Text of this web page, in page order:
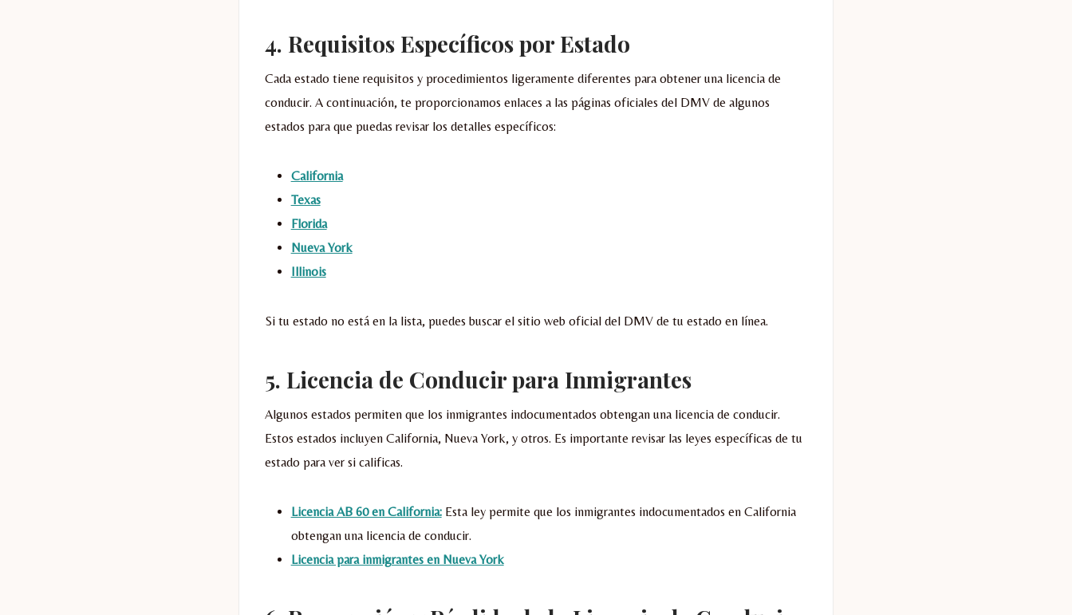
4. Requisitos Específicos por Estado
Cada estado tiene requisitos y procedimientos ligeramente diferentes para obtener una licencia de
conducir. A continuación, te proporcionamos enlaces a las páginas oficiales del DMV de algunos
estados para que puedas revisar los detalles específicos:
California
Texas
Florida
Nueva York
Illinois
Si tu estado no está en la lista, puedes buscar el sitio web oficial del DMV de tu estado en línea.
5. Licencia de Conducir para Inmigrantes
Algunos estados permiten que los inmigrantes indocumentados obtengan una licencia de conducir.
Estos estados incluyen California, Nueva York, y otros. Es importante revisar las leyes específicas de tu
estado para ver si calificas.
Licencia AB 60 en California:Esta ley permite que los inmigrantes indocumentados en California
obtengan una licencia de conducir.
Licencia para inmigrantes en Nueva York